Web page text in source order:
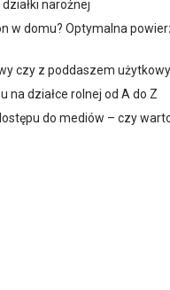
narożnej
w domu? Optymalna
czy z poddaszem
na działce rolnej od A do Z
do mediów – czy